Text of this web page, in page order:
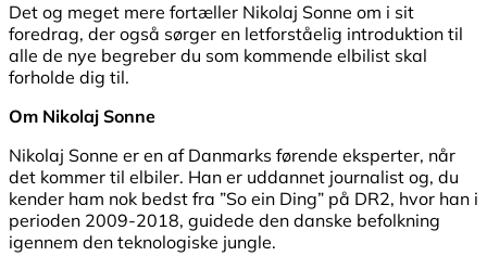
Det og meget mere fortæller Nikolaj Sonne om i sit
foredrag, der også sørger en letforståelig introduktion til
alle de nye begreber du som kommende elbilist skal
forholde dig til.
Om Nikolaj Sonne
Nikolaj Sonne er en af Danmarks førende eksperter, når
det kommer til elbiler. Han er uddannet journalist og, du
kender ham nok bedst fra ”So ein Ding” på DR2, hvor han i
perioden 2009-2018, guidede den danske befolkning
igennem den teknologiske jungle.